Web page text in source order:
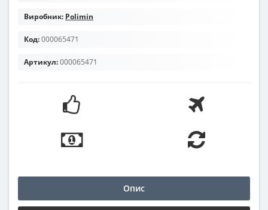
Виробник: Polimin
Код:000065471
Артикул:000065471
Опис